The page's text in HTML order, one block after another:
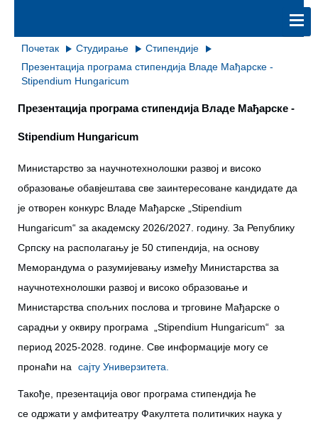
Почетак Студирање
Стипендије
Презентација програма стипендија Владе Мађарске -
Stipendium Hungaricum
Презентација програма стипендија Владе Мађарске -
Stipendium Hungaricum
Министарство за научнотехнолошки развој и високо
образовање обавјештава све заинтересоване кандидате да
је отворен конкурс Владе Мађарске „Stipendium
Hungaricum“ за академску 2026/2027. годину. За Републику
Српску на располагању је 50 стипендија, на основу
Меморандума о разумијевању између Министарства за
научнотехнолошки развој и високо образовање и
Министарства спољних послова и трговине Мађарске о
сарадњи у оквиру програма „Stipendium Hungaricum“ за
период 2025-2028. године. Све информације могу се
пронаћи на
сајту Универзитета.
Такође, презентација овог програма стипендија ће
се одржати у амфитеатру Факултета политичких наука у